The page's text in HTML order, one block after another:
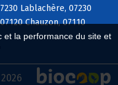
et la performance du site et
Lablachère, 07230
Chauzon, 07110